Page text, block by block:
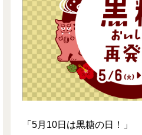
「5月10日は黒糖の日！」